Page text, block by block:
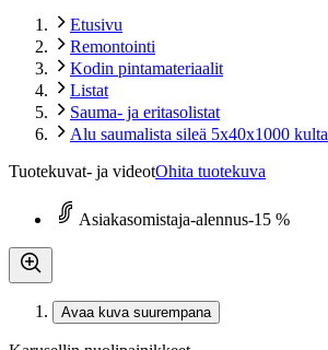
Etusivu
Remontointi
Kodin pintamateriaalit
Listat
Sauma- ja eritasolistat
Alu saumalista sileä 5x40x1000 kulta
Tuotekuvat- ja videotOhita tuotekuva
Asiakasomistaja-alennus-15 %
Avaa kuva suurempana